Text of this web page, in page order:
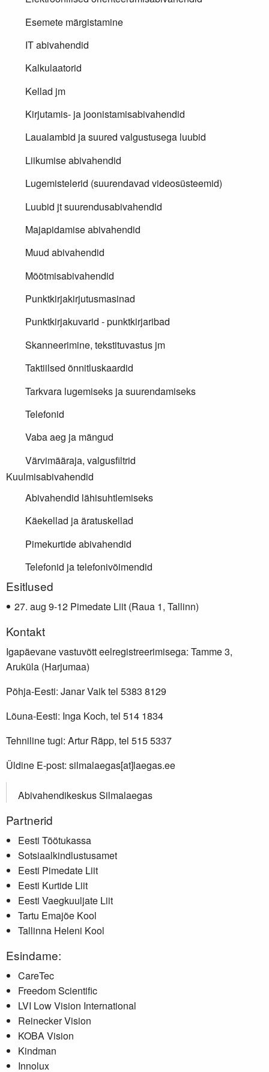
Esemete märgistamine
IT abivahendid
Kalkulaatorid
Kellad jm
Kirjutamis- ja joonistamisabivahendid
Laualambid ja suured valgustusega luubid
Liikumise abivahendid
Lugemistelerid (suurendavad videosüsteemid)
Luubid jt suurendusabivahendid
Majapidamise abivahendid
Muud abivahendid
Mõõtmisabivahendid
Punktkirjakirjutusmasinad
Punktkirjakuvarid - punktkirjaribad
Skanneerimine, tekstituvastus jm
Taktiilsed õnnitluskaardid
Tarkvara lugemiseks ja suurendamiseks
Telefonid
Vaba aeg ja mängud
Värvimääraja, valgusfiltrid
Kuulmisabivahendid
Abivahendid lähisuhtlemiseks
Käekellad ja äratuskellad
Pimekurtide abivahendid
Telefonid ja telefonivõimendid
Lisainfo
Esitlused
aug 9-12 Pimedate Liit (Raua 1, Tallinn)
Kontakt
Igapäevane vastuvõtt eelregistreerimisega: Tamme 3,
Aruküla (Harjumaa)
Põhja-Eesti: Janar Vaik tel 5383 8129
Lõuna-Eesti: Inga Koch, tel 514 1834
Tehniline tugi: Artur Räpp, tel 515 5337
Üldine E-post: silmalaegas[at]laegas.ee
Abivahendikeskus Silmalaegas
Partnerid
Eesti Töötukassa
Sotsiaalkindlustusamet
Eesti Pimedate Liit
Eesti Kurtide Liit
Eesti Vaegkuuljate Liit
Tartu Emajõe Kool
Tallinna Heleni Kool
Esindame:
CareTec
Freedom Scientific
LVI Low Vision International
Reinecker Vision
KOBA Vision
Kindman
Innolux